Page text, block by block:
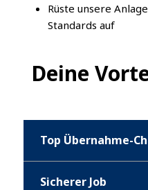
Rüste unsere
Standards auf
Deine
Top Übernahme-
Sicherer Job